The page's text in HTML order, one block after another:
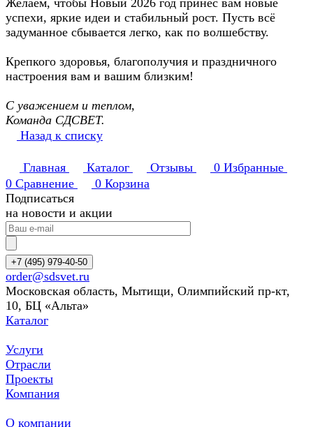
успехи, яркие идеи и стабильный рост. Пусть всё
задуманное сбывается легко, как по волшебству.
Крепкого здоровья, благополучия и праздничного
настроения вам и вашим близким!
С уважением и теплом,
Команда СДСВЕТ.
Назад к списку
Главная Каталог Отзывы 0 Избранные
0 Сравнение 0 Корзина
Подписаться
на новости и акции
+7 (495) 979-40-50
order@sdsvet.ru
Московская область, Мытищи, Олимпийский пр-кт,
10, БЦ «Альта»
Каталог
Услуги
Отрасли
Проекты
Компания
О компании